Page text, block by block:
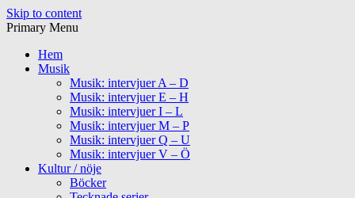
Skip to content
Primary Menu
Hem
Musik
Musik: intervjuer A – D
Musik: intervjuer E – H
Musik: intervjuer I – L
Musik: intervjuer M – P
Musik: intervjuer Q – U
Musik: intervjuer V – Ö
Kultur / nöje
Böcker